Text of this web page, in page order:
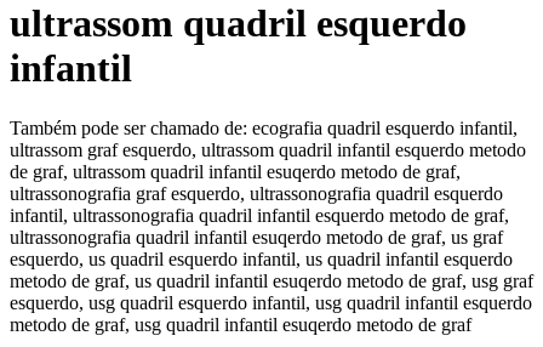
ultrassom quadril esquerdo
infantil
Também pode ser chamado de: ecografia quadril esquerdo infantil,
ultrassom graf esquerdo, ultrassom quadril infantil esquerdo metodo
de graf, ultrassom quadril infantil esuqerdo metodo de graf,
ultrassonografia graf esquerdo, ultrassonografia quadril esquerdo
infantil, ultrassonografia quadril infantil esquerdo metodo de graf,
ultrassonografia quadril infantil esuqerdo metodo de graf, us graf
esquerdo, us quadril esquerdo infantil, us quadril infantil esquerdo
metodo de graf, us quadril infantil esuqerdo metodo de graf, usg graf
esquerdo, usg quadril esquerdo infantil, usg quadril infantil esquerdo
metodo de graf, usg quadril infantil esuqerdo metodo de graf